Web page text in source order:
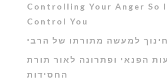
Controlling Your Anger So
Control You
חינוך למעשה מתורתו של הרבי
הפנאי ופתרונה לאור תורת
החסידות